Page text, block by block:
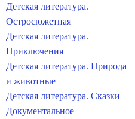
Детская литература.
Остросюжетная
Детская литература.
Приключения
Детская литература. Природа
и животные
Детская литература. Сказки
Документальное